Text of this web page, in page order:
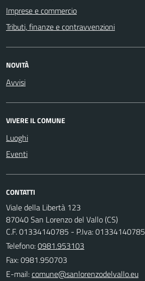
Imprese e commercio
Tributi, finanze e contravvenzioni
NOVITÀ
Avvisi
VIVERE IL COMUNE
Luoghi
Eventi
CONTATTI
Viale della Libertà 123
87040 San Lorenzo del Vallo (CS)
C.F. 01334140785 - P.Iva: 01334140785
Telefono:0981.953103
Fax: 0981.950703
E-mail: